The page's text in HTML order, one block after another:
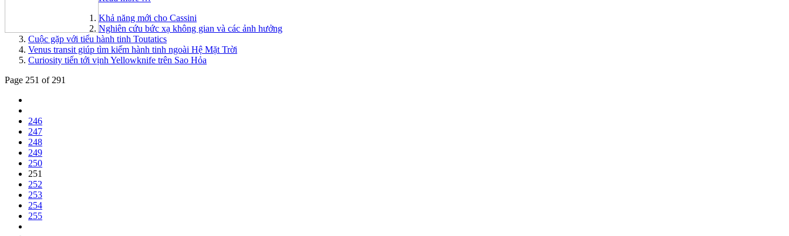
Khả năng mới cho Cassini
Nghiên cứu bức xạ không gian và các ảnh hưởng
Cuộc gặp với tiểu hành tinh Toutatics
Venus transit giúp tìm kiếm hành tinh ngoài Hệ Mặt Trời
Curiosity tiến tới vịnh Yellowknife trên Sao Hỏa
Page 251 of 291
246
247
248
249
250
251
252
253
254
255